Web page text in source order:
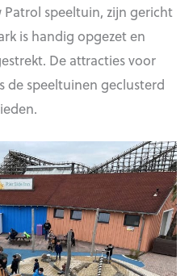
Patrol speeltuin, zijn gericht
is handig opgezet en
De attracties voor
de speeltuinen geclusterd